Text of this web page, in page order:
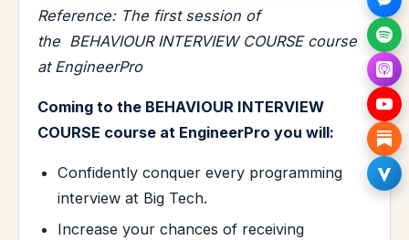
Reference: The first session of
the BEHAVIOUR INTERVIEW COURSE course
at EngineerPro
Coming to the BEHAVIOUR INTERVIEW
COURSE course at EngineerPro you will:
Confidently conquer every programming
interview at Big Tech.
Increase your chances of receiving